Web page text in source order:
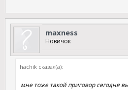
maxness
Новичок
hachik сказал(а):
мне тоже такой приговор сегодня